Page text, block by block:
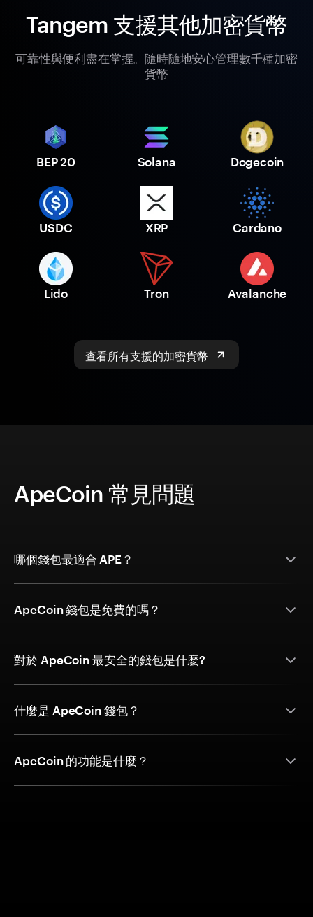
Tangem 支援其他加密貨幣
可靠性與便利盡在掌握。隨時隨地安心管理數千種加密
貨幣
BEP 20 Solana Dogecoin
USDC XRP Cardano
Lido Tron Avalanche
查看所有支援的加密貨幣
ApeCoin 常見問題
哪個錢包最適合 APE？
ApeCoin 錢包是免費的嗎？
對於 ApeCoin 最安全的錢包是什麼?
什麼是 ApeCoin 錢包？
ApeCoin 的功能是什麼？